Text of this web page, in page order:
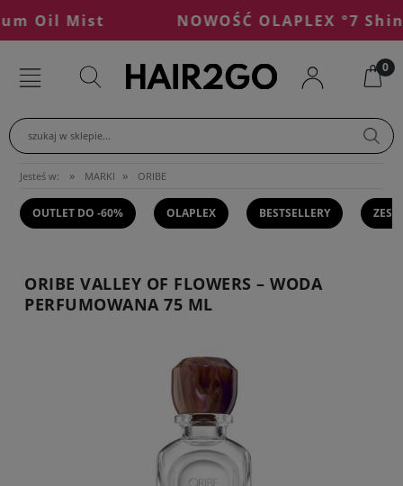
Oil Mist NOWOŚĆ OLAPLEX °7
szukaj w sklepie...
Jesteś w: » MARKI » ORIBE
OUTLET DO -60% OLAPLEX BESTSELLERY
ORIBE VALLEY OF FLOWERS – WODA
PERFUMOWANA 75 ML